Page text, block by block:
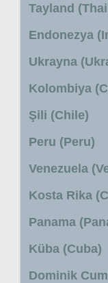
Tayland
Endonezya
Ukrayna
Kolombiya
Şili (Chile)
Peru (Peru)
Venezuela
Kosta Rika
Panama
Küba (Cuba)
Dominik